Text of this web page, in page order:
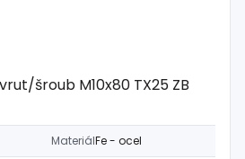
šroub M10x80 TX25 ZB
MateriálFe - ocel